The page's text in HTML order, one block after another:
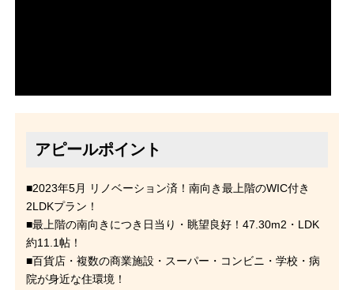
アピールポイント
■2023年5月 リノベーション済！南向き最上階のWIC付き
2LDKプラン！
■最上階の南向きにつき日当り・眺望良好！47.30m2・LDK
約11.1帖！
■百貨店・複数の商業施設・スーパー・コンビニ・学校・病
院が身近な住環境！